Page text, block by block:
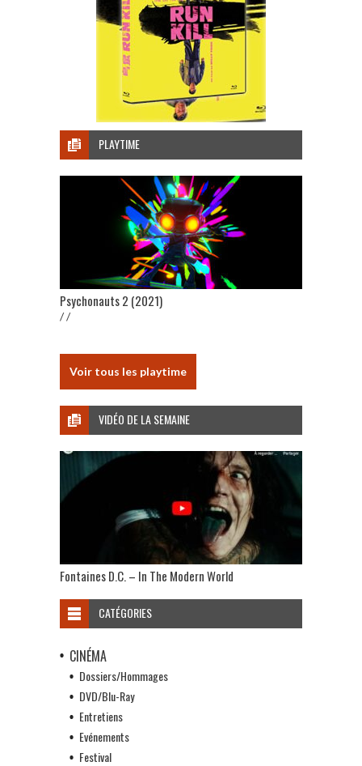
PLAYTIME
Psychonauts 2 (2021)
/ /
Voir tous les playtime
VIDÉO DE LA SEMAINE
Fontaines D.C. – In The Modern World
CATÉGORIES
CINÉMA
Dossiers/Hommages
DVD/Blu-Ray
Entretiens
Evénements
Festival